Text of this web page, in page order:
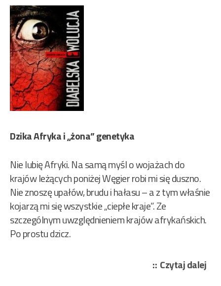
Dzika Afryka i „żona” genetyka
Nie lubię Afryki. Na samą myśl o wojażach do
krajów leżących poniżej Węgier robi mi się duszno.
Nie znoszę upałów, brudu i hałasu – a z tym właśnie
kojarzą mi się wszystkie „ciepłe kraje”. Ze
szczególnym uwzględnieniem krajów afrykańskich.
Po prostu dzicz.
Czytaj dalej